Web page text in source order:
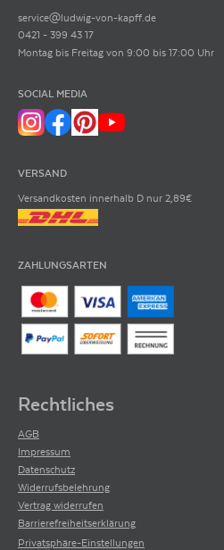
service@ludwig-von-kapff.de
0421 - 399 43 17
Montag bis Freitag von 9:00 bis 17:00 Uhr
SOCIAL MEDIA
VERSAND
Versandkosten innerhalb D nur 2,89€
ZAHLUNGSARTEN
Rechtliches
AGB
Impressum
Datenschutz
Widerrufsbelehrung
Vertrag widerrufen
Barrierefreiheitserklärung
Privatsphäre-Einstellungen